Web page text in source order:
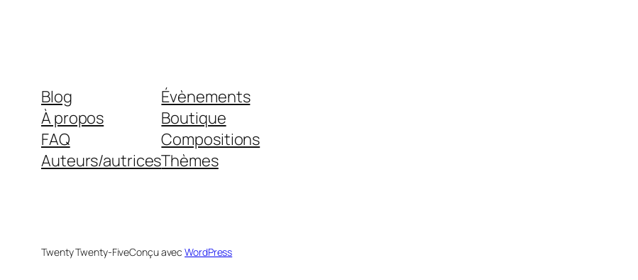
Blog
À propos
FAQ
Auteurs/autrices
Évènements
Boutique
Compositions
Thèmes
Twenty Twenty-FiveConçu avecWordPress